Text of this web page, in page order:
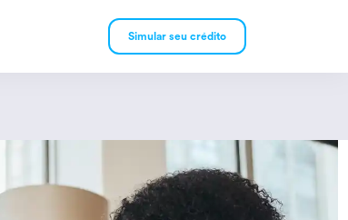
Consignado
Simular seu crédito